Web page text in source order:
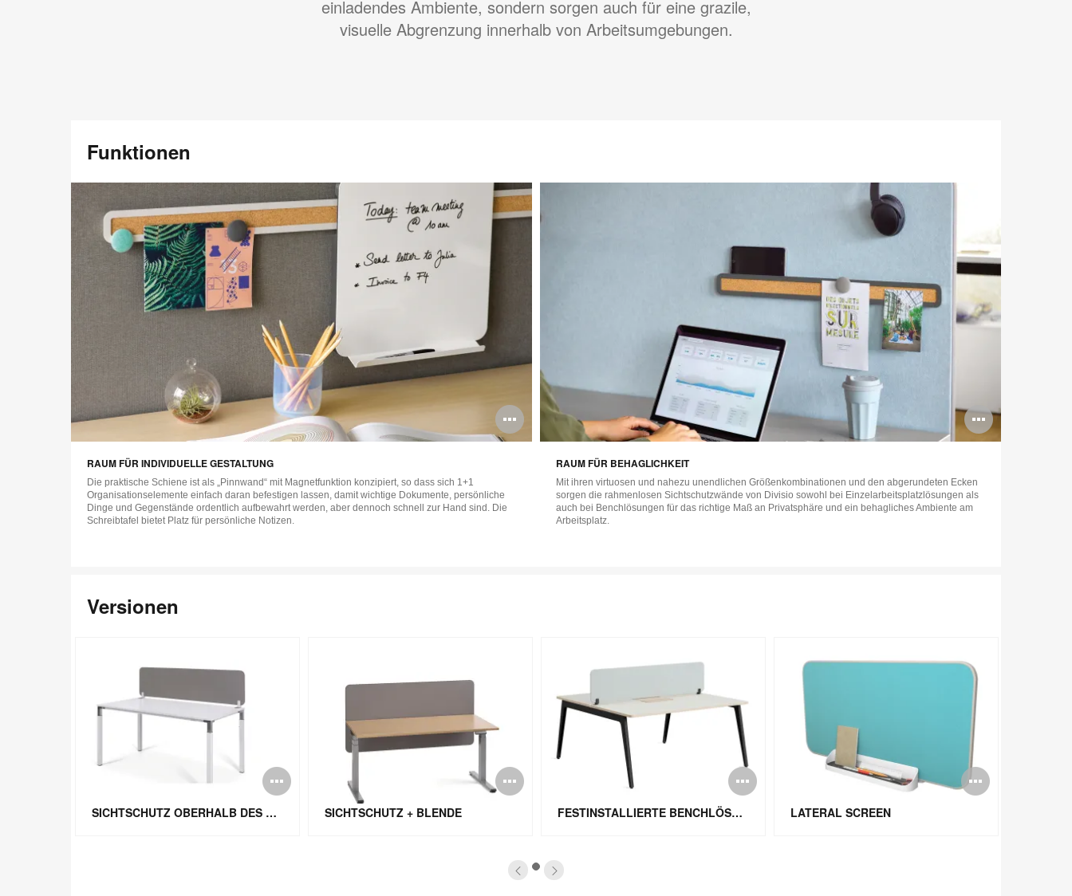
einladendes Ambiente, sondern sorgen auch für eine grazile,
visuelle Abgrenzung innerhalb von Arbeitsumgebungen.
Funktionen
Bildbeschreibung
öffnen
RAUM FÜR INDIVIDUELLE GESTALTUNG
Die praktische Schiene ist als „Pinnwand“ mit Magnetfunktion konzipiert, so dass sich 1+1
Organisationselemente einfach daran befestigen lassen, damit wichtige Dokumente, persönliche
Dinge und Gegenstände ordentlich aufbewahrt werden, aber dennoch schnell zur Hand sind. Die
Schreibtafel bietet Platz für persönliche Notizen.
öffnen
RAUM FÜR BEHAGLICHKEIT
Mit ihren virtuosen und nahezu unendlichen Größenkombinationen und den abgerundeten Ecken
sorgen die rahmenlosen Sichtschutzwände von Divisio sowohl bei Einzelarbeitsplatzlösungen als
auch bei Benchlösungen für das richtige Maß an Privatsphäre und ein behagliches Ambiente am
Arbeitsplatz.
Versionen
Bildbeschreibung
öffnen
SICHTSCHUTZ OBERHALB DES TISCHES
Bildbeschreibung
öffnen
SICHTSCHUTZ + BLENDE
Bildbeschreibung
öffnen
FESTINSTALLIERTE BENCHLÖSUNG LATERAL SCREEN
1